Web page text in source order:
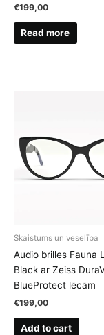
€199,00
Read more
Skaistums un veselība
Audio brilles Fauna
Black ar Zeiss
BlueProtect lēcām
€199,00
Add to cart